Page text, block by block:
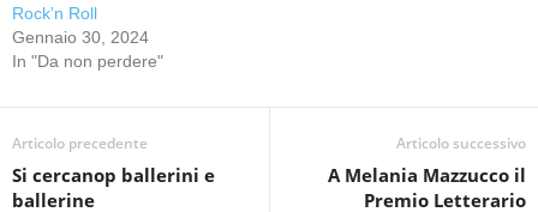
Rock’n Roll
Gennaio 30, 2024
In "Da non perdere"
Articolo precedente
Si cercanop ballerini e
ballerine
Articolo successivo
A Melania Mazzucco il
Premio Letterario